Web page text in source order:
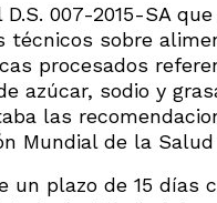
D.S. 007-2015-SA
técnicos sobre
procesados
azúcar, sodio y
las
Mundial de la Salud
un plazo de 15 días